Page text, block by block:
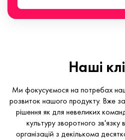
Наші
Ми фокусуємося на потребах
розвиток нашого продукту. Вже
рішення як для невеликих
культуру зворотного зв'язку
організацій з декількома